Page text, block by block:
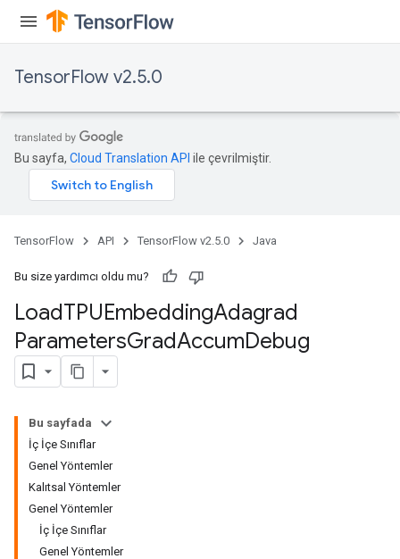
TensorFlow v2.5.0
Bu sayfa, Cloud Translation API ile çevrilmiştir.
TensorFlow API TensorFlow v2.5.0 Java
Bu size yardımcı oldu mu?
LoadTPUEmbeddingAdagrad
ParametersGradAccumDebug
Bu sayfada
İç İçe Sınıflar
Genel Yöntemler
Kalıtsal Yöntemler
Genel Yöntemler
İç İçe Sınıflar
Genel Yöntemler